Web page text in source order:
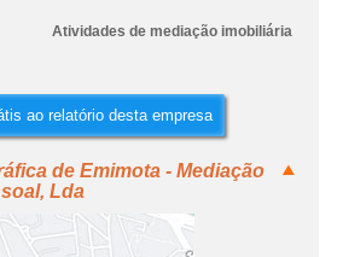
Atividades de mediação imobiliária
ao relatório desta empresa
de Emimota - Mediação
Lda